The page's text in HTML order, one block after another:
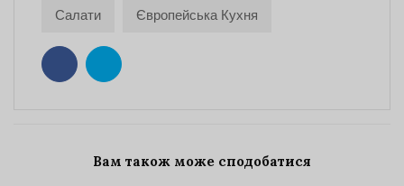
Салати Європейська Кухня
Вам також може сподобатися